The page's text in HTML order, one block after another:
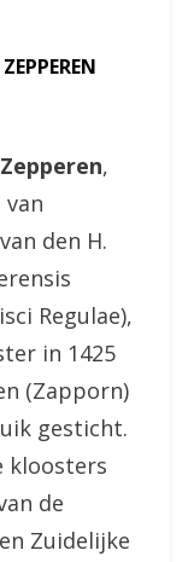
,
den H.
Regulae),
in 1425
(Zapporn)
gesticht.
kloosters
de
Zuidelijke